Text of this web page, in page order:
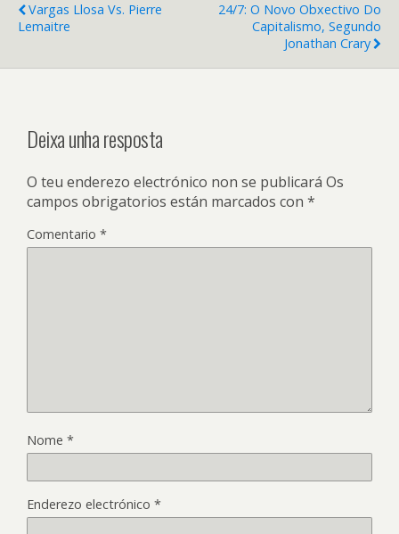
Vargas Llosa Vs. Pierre
Lemaitre
24/7: O Novo Obxectivo Do
Capitalismo, Segundo
Jonathan Crary
Deixa unha resposta
O teu enderezo electrónico non se publicará Os
campos obrigatorios están marcados con *
Comentario *
Nome *
Enderezo electrónico *